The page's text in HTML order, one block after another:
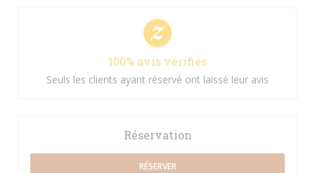
100% avis vérifiés
Seuls les clients ayant réservé ont laissé leur avis
Réservation
RÉSERVER